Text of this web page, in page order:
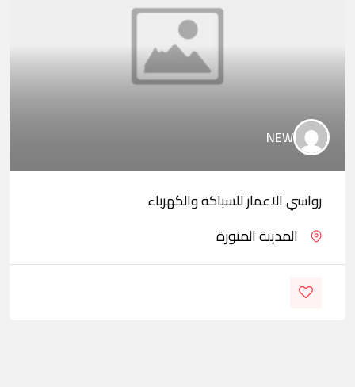
NEW
رواسي الاعمار للسباكة والكهرباء
المدينة المنورة